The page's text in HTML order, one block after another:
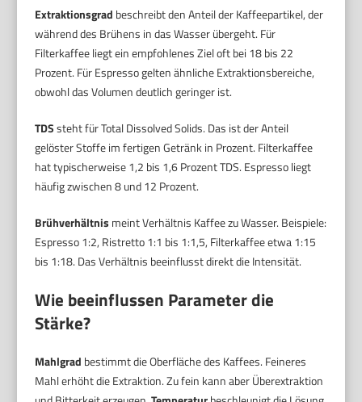
Extraktionsgrad beschreibt den Anteil der Kaffeepartikel, der
während des Brühens in das Wasser übergeht. Für
Filterkaffee liegt ein empfohlenes Ziel oft bei 18 bis 22
Prozent. Für Espresso gelten ähnliche Extraktionsbereiche,
obwohl das Volumen deutlich geringer ist.
TDSsteht für Total Dissolved Solids. Das ist der Anteil
gelöster Stoffe im fertigen Getränk in Prozent. Filterkaffee
hat typischerweise 1,2 bis 1,6 Prozent TDS. Espresso liegt
häufig zwischen 8 und 12 Prozent.
Brühverhältnis meint Verhältnis Kaffee zu Wasser. Beispiele:
Espresso 1:2, Ristretto 1:1 bis 1:1,5, Filterkaffee etwa 1:15
bis 1:18. Das Verhältnis beeinflusst direkt die Intensität.
Wie beeinflussen Parameter die
Stärke?
Mahlgrad bestimmt die Oberfläche des Kaffees. Feineres
Mahl erhöht die Extraktion. Zu fein kann aber Überextraktion